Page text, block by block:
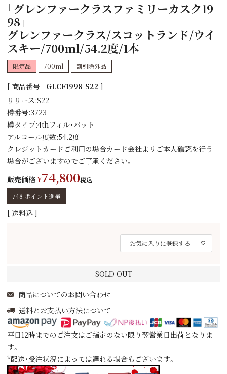
「グレンファークラスファミリーカスク19
98」
グレンファークラス/スコットランド/ウイ
スキー/700ml/54.2度/1本
限定品 700ml 割引除外品
商品番号
GLCF1998-S22
リリース:S22
樽番号:3723
樽タイプ:4thフィル・バット
アルコール度数:54.2度
クレジットカードご利用の場合カード会社よリご本人確認を行う
場合がございますのでご了承ください｡
販売価格 ¥74,800税込
748 ポイント進呈
送料込
お気に入りに登録する
SOLD OUT
商品についてのお問い合わせ
送料とお支払い方法について
平日12時までのご注文はご指定のない限り翌営業日出荷となりま
す。
*配送・受注状況によっては遅れる場合もございます。